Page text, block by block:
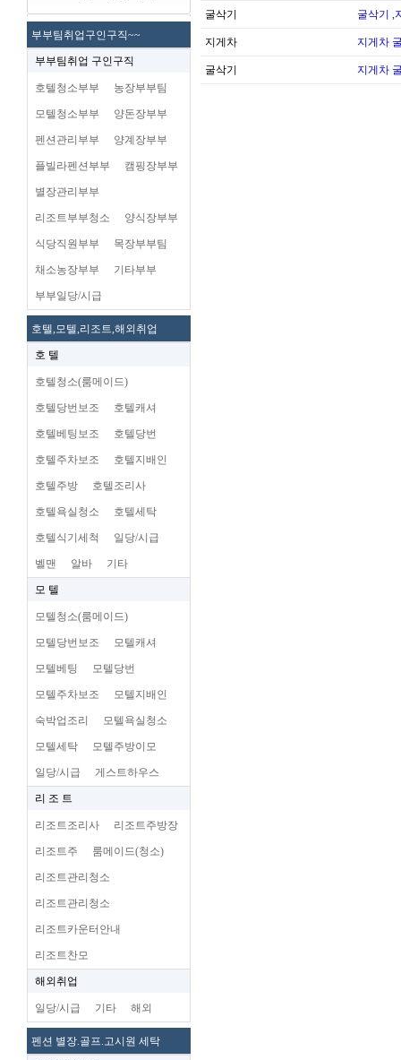
부부팀취업구인구직~~
부부팀취업 구인구직
호텔청소부부 농장부부팀
모텔청소부부 양돈장부부
펜션관리부부 양계장부부
플빌라펜션부부 캠핑장부부
별장관리부부
리조트부부청소 양식장부부
식당직원부부 목장부부팀
채소농장부부 기타부부
부부일당/시급
호텔,모텔,리조트,해외취업
호 텔
호텔청소(룸메이드)
호텔당번보조 호텔캐셔
호텔베팅보조 호텔당번
호텔주차보조 호텔지배인
호텔주방 호텔조리사
호텔욕실청소 호텔세탁
호텔식기세척 일당/시급
벨맨 알바 기타
모 텔
모텔청소(룸메이드)
모텔당번보조 모텔캐셔
모텔베팅 모텔당번
모텔주차보조 모텔지배인
숙박업조리 모텔욕실청소
모텔세탁 모텔주방이모
일당/시급 게스트하우스
리 조 트
리조트조리사 리조트주방장
리조트주 룸메이드(청소)
리조트관리청소
리조트관리청소
리조트카운터안내
리조트찬모
해외취업
일당/시급 기타 해외
펜션 별장.골프.고시원 세탁
굴삭기 굴삭기 ,
지게차 지게차
굴삭기 지게차